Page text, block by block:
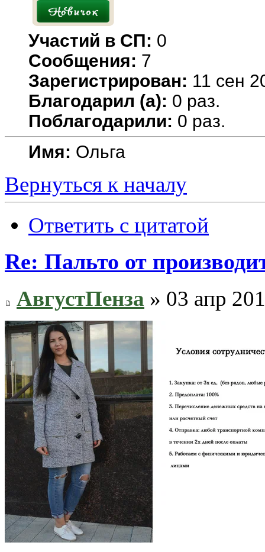
Участий в СП: 0
Сообщения: 7
Зарегистрирован: 11 сен
Благодарил (а): 0 раз.
Поблагодарили: 0 раз.
Имя: Ольга
Вернуться к началу
Ответить с цитатой
Re: Пальто от
АвгустПенза » 03 апр